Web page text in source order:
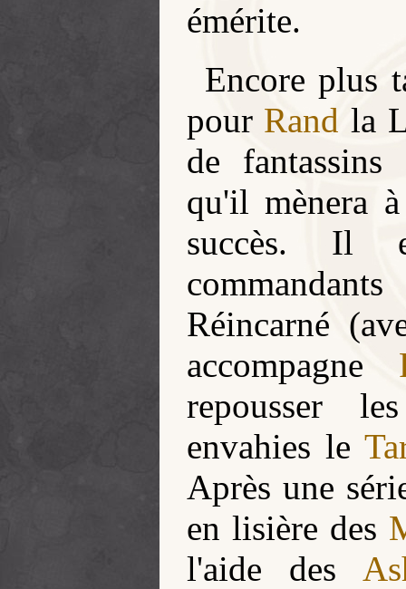
émérite.
Encore plus
pour Rand la
de fantassins
qu'il mènera
succès. Il
Réincarné
accompagne
repousser
envahies le
Après une
en lisière des
l'aide des